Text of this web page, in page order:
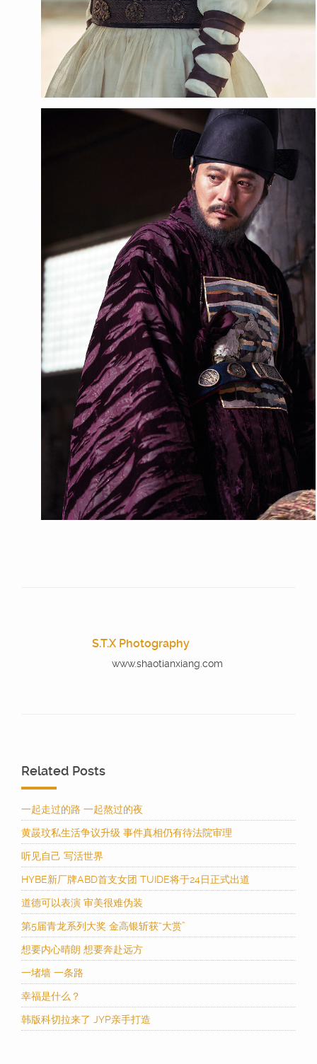
S.T.X Photography
www.shaotianxiang.com
Related Posts
一起走过的路 一起熬过的夜
黄晸玟私生活争议升级 事件真相仍有待法院审理
听见自己 写活世界
HYBE新厂牌ABD首支女团 TUIDE将于24日正式出道
道德可以表演 审美很难伪装
第5届青龙系列大奖 金高银斩获“大赏”
想要内心晴朗 想要奔赴远方
一堵墙 一条路
幸福是什么？
韩版科切拉来了 JYP亲手打造